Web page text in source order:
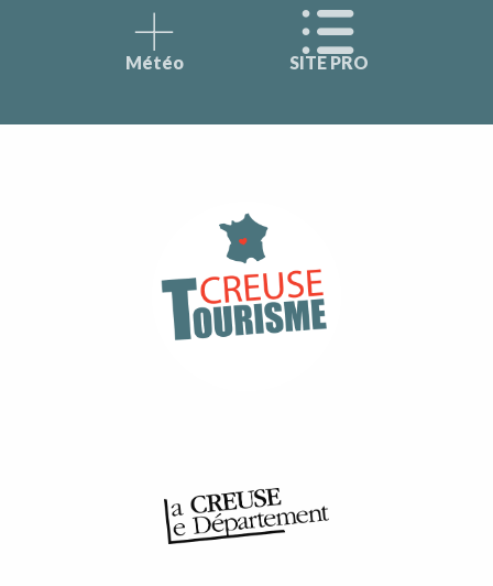
Météo SITE PRO